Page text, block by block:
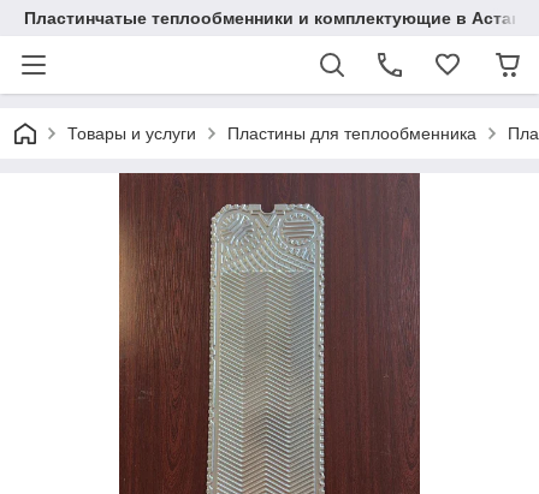
Пластинчатые теплообменники и комплектующие в Астане
Товары и услуги Пластины для теплообменника